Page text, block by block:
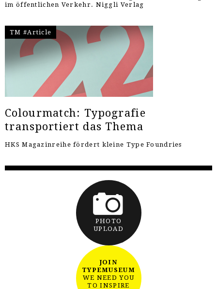
im öffentlichen Verkehr. Niggli Verlag
TM #Article
Colourmatch: Typografie
transportiert das Thema
HKS Magazinreihe fördert kleine Type Foundries
PHOTO
UPLOAD
JOIN
TYPEMUSEUM
WE NEED YOU
TO INSPIRE